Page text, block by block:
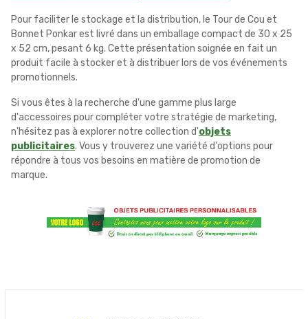
Pour faciliter le stockage et la distribution, le Tour de Cou et
Bonnet Ponkar est livré dans un emballage compact de 30 x 25
x 52 cm, pesant 6 kg. Cette présentation soignée en fait un
produit facile à stocker et à distribuer lors de vos événements
promotionnels.
Si vous êtes à la recherche d'une gamme plus large
d'accessoires pour compléter votre stratégie de marketing,
n'hésitez pas à explorer notre collection d'objets
publicitaires. Vous y trouverez une variété d'options pour
répondre à tous vos besoins en matière de promotion de
marque.